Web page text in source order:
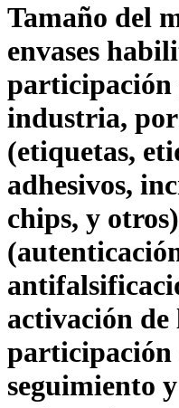
Tamaño del
envases
participación
industria,
(etiquetas,
adhesivos,
chips, y
activación
participación
seguimiento